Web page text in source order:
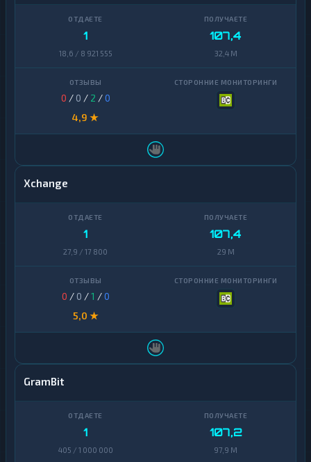
1
18,6 / 8 921 555
107,4
32,4 M
0 / 0 / 2 /0
4,9 ★
Xchange
1
27,9 / 17 800
107,4
29 M
0 / 0 /1 /0
5,0 ★
GramBit
1
405 / 1 000 000
107,2
97,9 M